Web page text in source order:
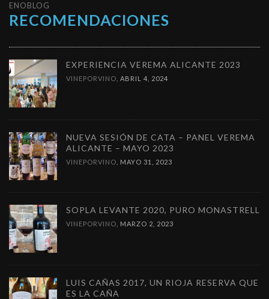
ENOBLOG
RECOMENDACIONES
EXPERIENCIA VEREMA ALICANTE 2023
VINEPORVINO ABRIL 4, 2024
NUEVA SESIÓN DE CATA – PANEL VEREMA
ALICANTE – MAYO 2023
VINEPORVINO MAYO 31, 2023
SOPLA LEVANTE 2020, PURO MONASTRELL
VINEPORVINO MARZO 2, 2023
LUIS CAÑAS 2017, UN RIOJA RESERVA QUE
ES LA CAÑA